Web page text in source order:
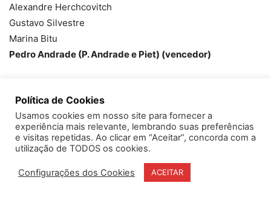
Alexandre Herchcovitch
Gustavo Silvestre
Marina Bitu
Pedro Andrade (P. Andrade e Piet) (vencedor)
Barbara Muller
Carlos Penna (vencedor)
Flavia Madeira
Prasi
Política de Cookies
Usamos cookies em nosso site para fornecer a
experiência mais relevante, lembrando suas preferências
e visitas repetidas. Ao clicar em “Aceitar”, concorda com a
utilização de TODOS os cookies.
Configurações dos Cookies ACEITAR